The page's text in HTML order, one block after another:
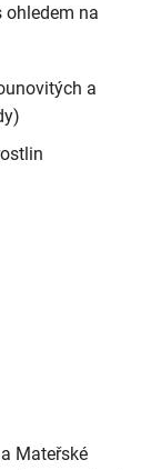
ohledem na
a
Mateřské